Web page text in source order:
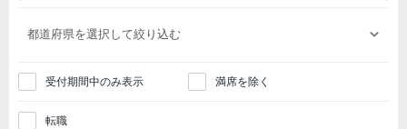
受付期間中のみ表示 満席を除く
転職